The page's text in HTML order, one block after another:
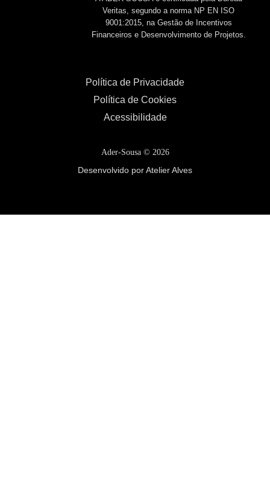
Veritas, segundo a norma NP EN ISO
9001:2015, na Gestão de Incentivos
Financeiros e Desenvolvimento de Projetos.
Política de Privacidade
Política de Cookies
Acessibilidade
Ader-Sousa © 2026
Desenvolvido por Atelier Alves